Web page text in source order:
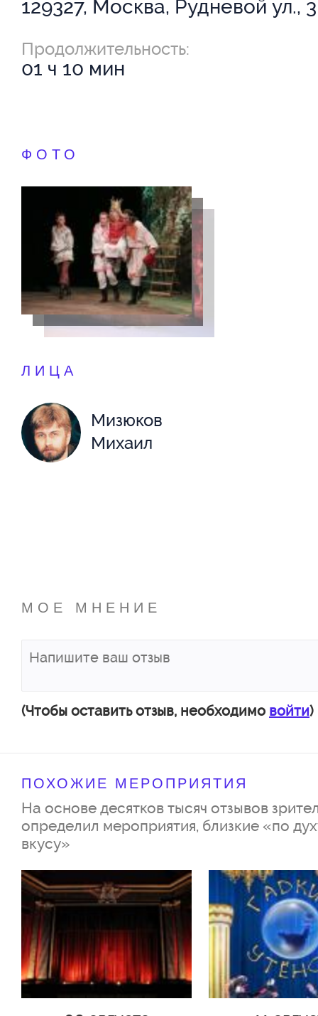
129327, Москва, Рудневой ул., 3
Продолжительность:
01 ч 10 мин
ФОТО
ЛИЦА
Мизюков
Михаил
МОЕ МНЕНИЕ
(Чтобы оставить отзыв, необходимо войти)
ПОХОЖИЕ МЕРОПРИЯТИЯ
На основе десятков тысяч отзывов
определил мероприятия, близкие «по
вкусу»